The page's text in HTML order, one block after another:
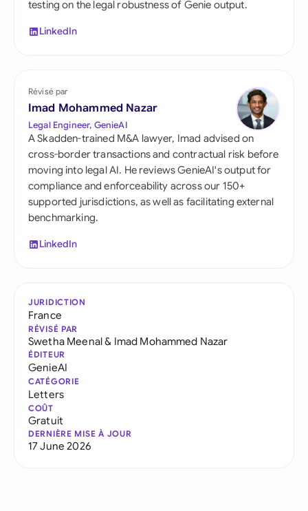
testing on the legal robustness of Genie output.
LinkedIn
Révisé par
Imad Mohammed Nazar
Legal Engineer, GenieAI
A Skadden-trained M&A lawyer, Imad advised on
cross-border transactions and contractual risk before
moving into legal AI. He reviews GenieAI's output for
compliance and enforceability across our 150+
supported jurisdictions, as well as facilitating external
benchmarking.
LinkedIn
JURIDICTION
France
RÉVISÉ PAR
Swetha Meenal& Imad Mohammed Nazar
ÉDITEUR
GenieAI
CATÉGORIE
Letters
COÛT
Gratuit
DERNIÈRE MISE À JOUR
17 June 2026